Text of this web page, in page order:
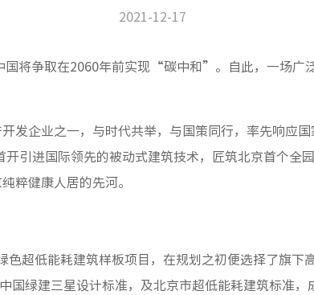
2021-12-17
国将争取在2060年前实现“碳中和”。自此，一场广
发企业之一，与时代共举，与国策同行，率先响应
引进国际领先的被动式建筑技术，匠筑北京首个全
粹健康人居的先河。
色超低能耗建筑样板项目，在规划之初便选择了旗
国绿建三星设计标准，及北京市超低能耗建筑标准